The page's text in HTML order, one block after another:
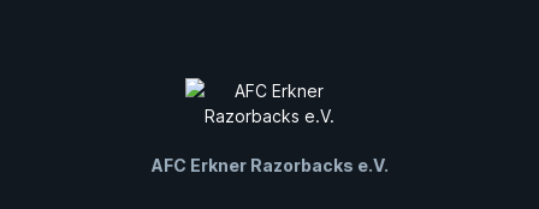
AFC Erkner Razorbacks e.V.